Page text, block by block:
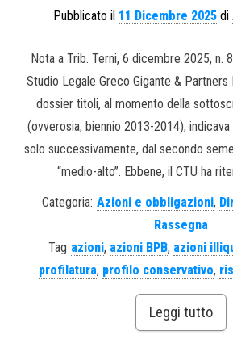
Pubblicato il 11 Dicembre 2025 di
Nota a Trib. Terni, 6 dicembre 2025, n.
Studio Legale Greco Gigante & Partners
dossier titoli, al momento della
(ovverosia, biennio 2013-2014), indicava
solo successivamente, dal secondo
“medio-alto”. Ebbene, il CTU ha
Categoria: Azioni e obbligazioni,
Rassegna
Tag azioni, azioni BPB, azioni
profilatura, profilo conservativo,
Leggi tutto